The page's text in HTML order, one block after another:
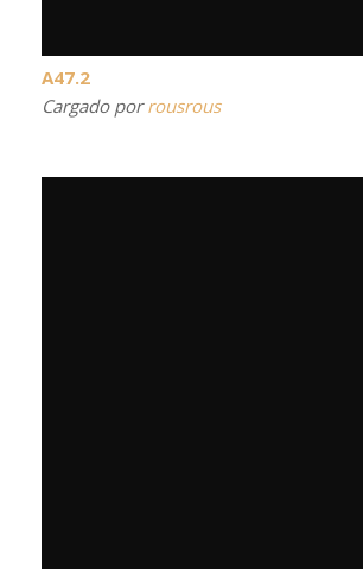
A47.2
Cargado porrousrous